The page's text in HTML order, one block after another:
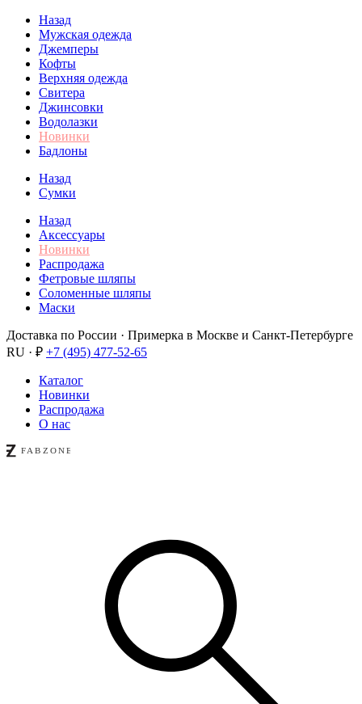
Назад
Мужская одежда
Джемперы
Кофты
Верхняя одежда
Свитера
Джинсовки
Водолазки
Новинки
Бадлоны
Назад
Сумки
Назад
Аксессуары
Новинки
Распродажа
Фетровые шляпы
Соломенные шляпы
Маски
Доставка по России · Примерка в Москве и Санкт-Петербурге
RU · ₽ +7 (495) 477-52-65
Каталог
Новинки
Распродажа
О нас